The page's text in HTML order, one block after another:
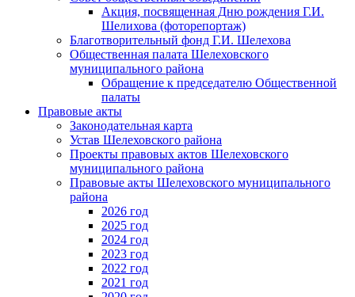
Акция, посвященная Дню рождения Г.И.
Шелихова (фоторепортаж)
Благотворительный фонд Г.И. Шелехова
Общественная палата Шелеховского
муниципального района
Обращение к председателю Общественной
палаты
Правовые акты
Законодательная карта
Устав Шелеховского района
Проекты правовых актов Шелеховского
муниципального района
Правовые акты Шелеховского муниципального
района
2026 год
2025 год
2024 год
2023 год
2022 год
2021 год